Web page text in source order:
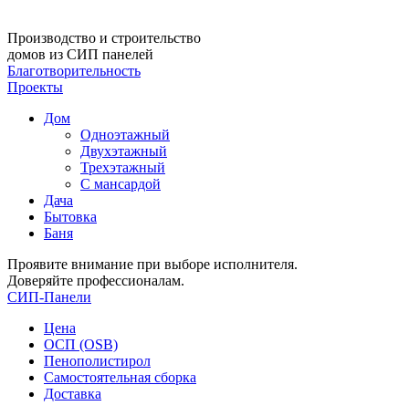
Производство и строительство
домов из СИП панелей
Благотворительность
Проекты
Дом
Одноэтажный
Двухэтажный
Трехэтажный
С мансардой
Дача
Бытовка
Баня
Проявите внимание при выборе исполнителя.
Доверяйте профессионалам.
СИП-Панели
Цена
ОСП (OSB)
Пенополистирол
Самостоятельная сборка
Доставка